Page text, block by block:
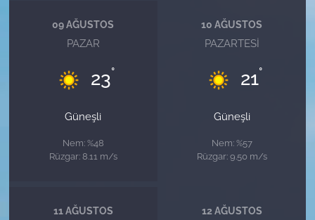
09 AĞUSTOS
PAZAR
23°
Güneşli
Nem: %48
Rüzgar: 8.11 m/s
10 AĞUSTOS
PAZARTESI
21°
Güneşli
Nem: %57
Rüzgar: 9.50 m/s
11 AĞUSTOS 12 AĞUSTOS